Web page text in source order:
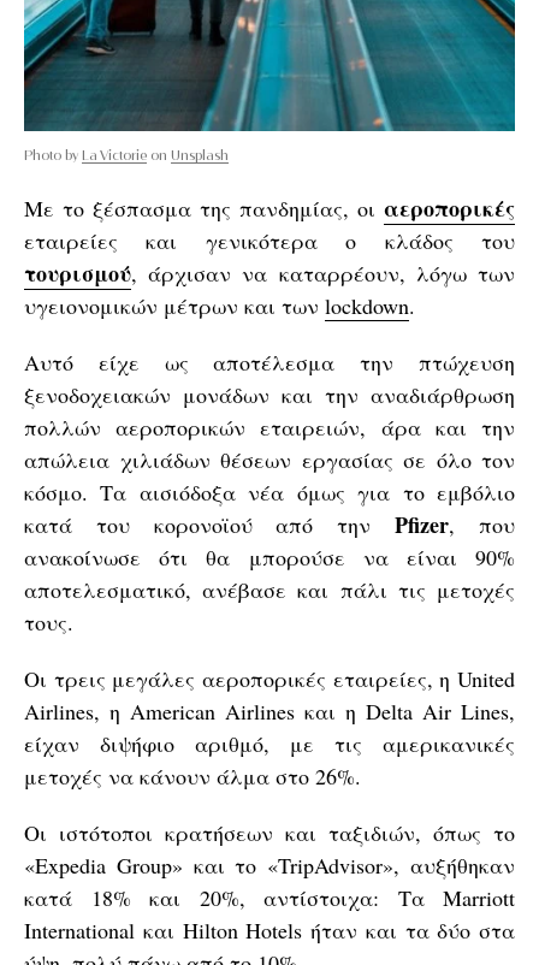
Photo by La Victorie on Unsplash
Με το ξέσπασμα της πανδημίας, οι αεροπορικές
εταιρείες και γενικότερα ο κλάδος του
τουρισμού, άρχισαν να καταρρέουν, λόγω των
υγειονομικών μέτρων και των lockdown.
Αυτό είχε ως αποτέλεσμα την πτώχευση
ξενοδοχειακών μονάδων και την αναδιάρθρωση
πολλών αεροπορικών εταιρειών, άρα και την
απώλεια χιλιάδων θέσεων εργασίας σε όλο τον
κόσμο. Τα αισιόδοξα νέα όμως για το εμβόλιο
κατά του κορονοϊού από τηνPfizer, που
ανακοίνωσε ότι θα μπορούσε να είναι 90%
αποτελεσματικό, ανέβασε και πάλι τις μετοχές
τους.
Οι τρεις μεγάλες αεροπορικές εταιρείες, η United
Airlines, η American Airlines και η Delta Air Lines,
είχαν διψήφιο αριθμό, με τις αμερικανικές
μετοχές να κάνουν άλμα στο 26%.
Οι ιστότοποι κρατήσεων και ταξιδιών, όπως το
«Expedia Group» και το «TripAdvisor», αυξήθηκαν
κατά 18% και 20%, αντίστοιχα: Τα Marriott
International και Hilton Hotels ήταν και τα δύο στα